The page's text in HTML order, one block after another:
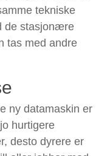
tekniske
de stasjonære
tas med andre
ny datamaskin er
hurtigere
desto dyrere er